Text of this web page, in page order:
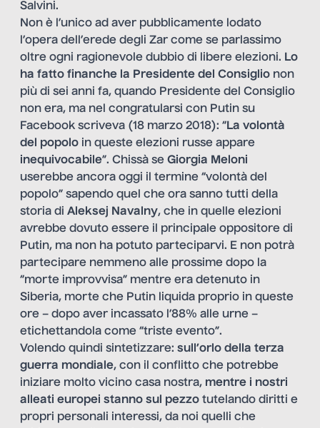
Salvini.
Non è l’unico ad aver pubblicamente lodato
l’opera dell’erede degli Zar come se parlassimo
oltre ogni ragionevole dubbio di libere elezioni. Lo
ha fatto finanche la Presidente del Consiglio non
più di sei anni fa, quando Presidente del Consiglio
non era, ma nel congratularsi con Putin su
Facebook scriveva (18 marzo 2018): “La volontà
del popolo in queste elezioni russe appare
inequivocabile”. Chissà se Giorgia Meloni
userebbe ancora oggi il termine “volontà del
popolo” sapendo quel che ora sanno tutti della
storia di Aleksej Navalny, che in quelle elezioni
avrebbe dovuto essere il principale oppositore di
Putin, ma non ha potuto parteciparvi. E non potrà
partecipare nemmeno alle prossime dopo la
“morte improvvisa” mentre era detenuto in
Siberia, morte che Putin liquida proprio in queste
ore – dopo aver incassato l’88% alle urne –
etichettandola come “triste evento”.
Volendo quindi sintetizzare: sull’orlo della terza
guerra mondiale, con il conflitto che potrebbe
iniziare molto vicino casa nostra, mentre i nostri
alleati europei stanno sul pezzo tutelando diritti e
propri personali interessi, da noi quelli che